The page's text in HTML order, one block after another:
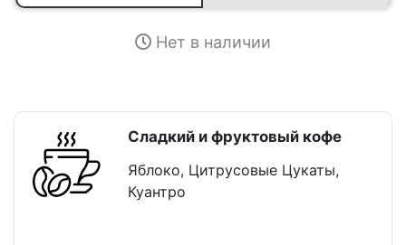
Нет в наличии
Сладкий и фруктовый кофе
Яблоко, Цитрусовые Цукаты,
Куантро